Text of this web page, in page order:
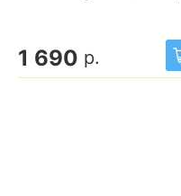
1 690 р.